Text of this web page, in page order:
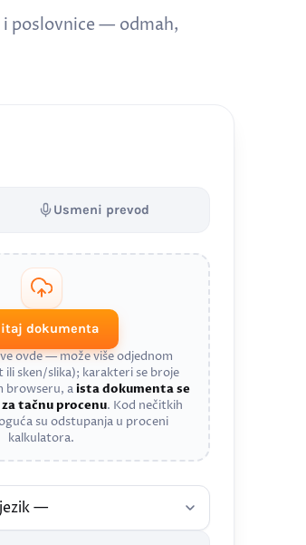
i poslovnice — odmah,
Usmeni prevod
dokumenta
ovde — može više odjednom
ili sken/slika); karakteri se broje
browseru, aista dokumenta se
tačnu procenu. Kod nečitkih
su odstupanja u proceni
kalkulatora.